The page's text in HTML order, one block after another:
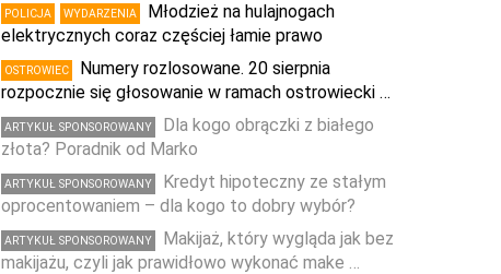
POLICJA WYDARZENIA
Młodzież na hulajnogach
elektrycznych coraz częściej łamie prawo
OSTROWIEC
Numery rozlosowane. 20 sierpnia
rozpocznie się głosowanie w ramach ostrowiecki …
ARTYKUŁ SPONSOROWANY
Dla kogo obrączki z białego
złota? Poradnik od Marko
ARTYKUŁ SPONSOROWANY
Kredyt hipoteczny ze stałym
oprocentowaniem – dla kogo to dobry wybór?
ARTYKUŁ SPONSOROWANY
Makijaż, który wygląda jak bez
makijażu, czyli jak prawidłowo wykonać make …